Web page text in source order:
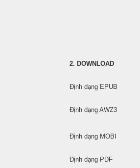
2. DOWNLOAD
Định dạng
Định dạng
Định dạng
Định dạng